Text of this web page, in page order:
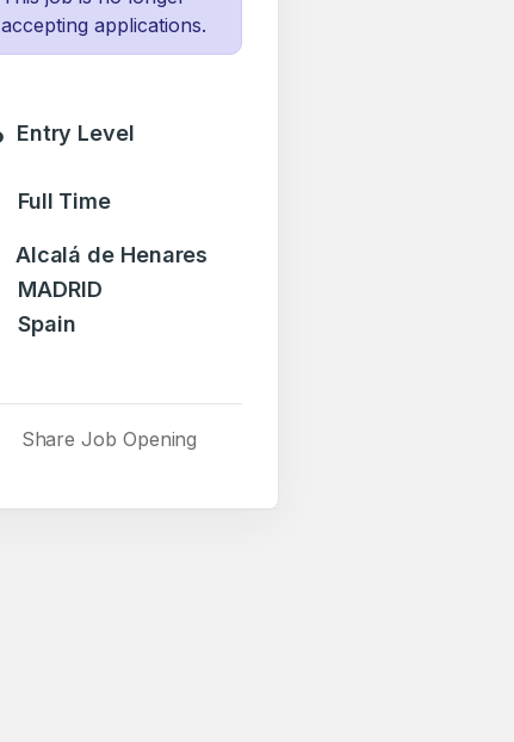
accepting applications.
Entry Level
Full Time
Alcalá de Henares
MADRID
Spain
Share Job Opening